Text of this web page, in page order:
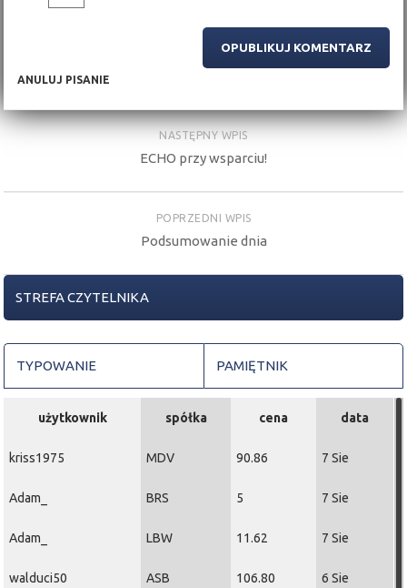
ANULUJ PISANIE
NASTĘPNY WPIS
ECHO przy wsparciu!
POPRZEDNI WPIS
Podsumowanie dnia
STREFA CZYTELNIKA
TYPOWANIE PAMIĘTNIK
użytkownik spółka cena data
kriss1975 MDV 90.86 7 Sie
Adam_ BRS 5 7 Sie
Adam_ LBW 11.62 7 Sie
walduci50 ASB 106.80 6 Sie